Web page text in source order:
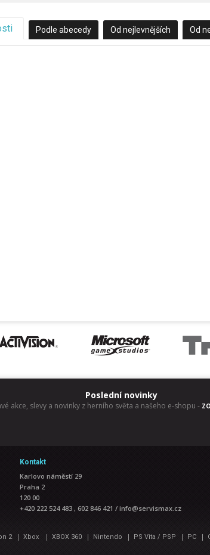
Podle abecedy Od nejlevnějších Od
Poslední novinky
akce, slevy a novinky z herního světa a našeho e-shopu -
Kontakt
Karlovo náměstí 29
Praha 2
120 00
+420 222 524 483 , 602 846 421 / info@servismax.cz
2 | Xbox | XBOX 360 | Nintendo | PS Vita / PSP | PC |